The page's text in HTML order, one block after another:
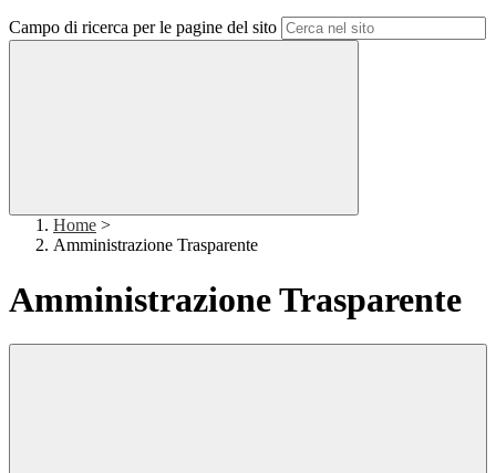
Campo di ricerca per le pagine del sito
Home >
Amministrazione Trasparente
Amministrazione Trasparente